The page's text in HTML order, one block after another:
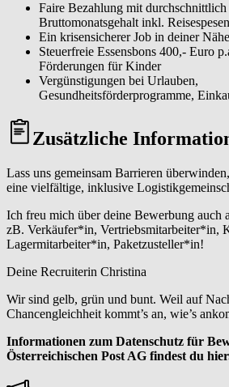
Faire Bezahlung mit
Bruttomonatsgehalt inkl. Reisespesen
Ein krisensicherer Job in deiner Nähe
Steuerfreie Essensbons 400,- Euro
Förderungen für Kinder
Vergünstigungen bei Urlauben,
Gesundheitsförderprogramme,
Zusätzliche
Lass uns gemeinsam Barrieren
eine vielfältige, inklusive
Ich freu mich über deine Bewerbung auch
zB. Verkäufer*in, Vertriebsmitarbeiter*in,
Lagermitarbeiter*in, Paketzusteller*in!
Deine Recruiterin Christina
Wir sind gelb, grün und bunt. Weil auf
Chancengleichheit kommt’s an, wie’s
Informationen zum Datenschutz für
Österreichischen Post AG findest du